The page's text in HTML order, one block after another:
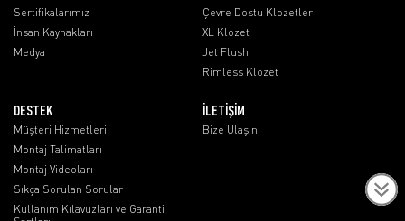
Sertifikalarımız
İnsan Kaynakları
Medya
Çevre Dostu Klozetler
XL Klozet
Jet Flush
Rimless Klozet
DESTEK
Müşteri Hizmetleri
Montaj Talimatları
Montaj Videoları
Sıkça Sorulan Sorular
Kullanım Kılavuzları ve Garanti
İLETİŞİM
Bize Ulaşın